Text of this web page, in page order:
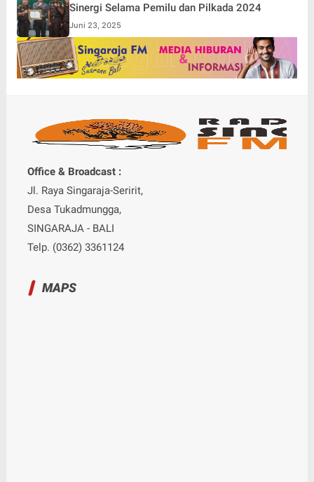
Sinergi Selama Pemilu dan Pilkada 2024
Juni 23, 2025
Office & Broadcast :
Jl. Raya Singaraja-Seririt,
Desa Tukadmungga,
SINGARAJA - BALI
Telp. (0362) 3361124
MAPS